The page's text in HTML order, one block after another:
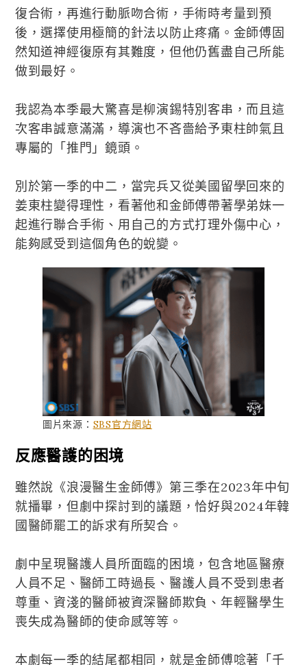
復合術，再進行動脈吻合術，手術時考量到預
後，選擇使用極簡的針法以防止疼痛。金師傅固
然知道神經復原有其難度，但他仍舊盡自己所能
做到最好。
我認為本季最大驚喜是柳演錫特別客串，而且這
次客串誠意滿滿，導演也不吝嗇給予東柱帥氣且
專屬的「推門」鏡頭。
別於第一季的中二，當完兵又從美國留學回來的
姜東柱變得理性，看著他和金師傅帶著學弟妹一
起進行聯合手術、用自己的方式打理外傷中心，
能夠感受到這個角色的蛻變。
圖片來源： SBS官方網站
反應醫護的困境
雖然說《浪漫醫生金師傅》第三季在2023年中旬
就播畢，但劇中探討到的議題，恰好與2024年韓
國醫師罷工的訴求有所契合。
劇中呈現醫護人員所面臨的困境，包含地區醫療
人員不足、醫師工時過長、醫護人員不受到患者
尊重、資淺的醫師被資深醫師欺負、年輕醫學生
喪失成為醫師的使命感等等。
本劇每一季的結尾都相同，就是金師傅唸著「千